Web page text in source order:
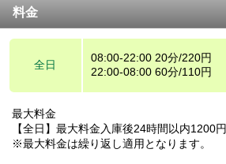
料金
全日
08:00-22:00 20分/220円
22:00-08:00 60分/110円
最大料金
【全日】最大料金入庫後24時間以内1200円
※最大料金は繰り返し適用となります。